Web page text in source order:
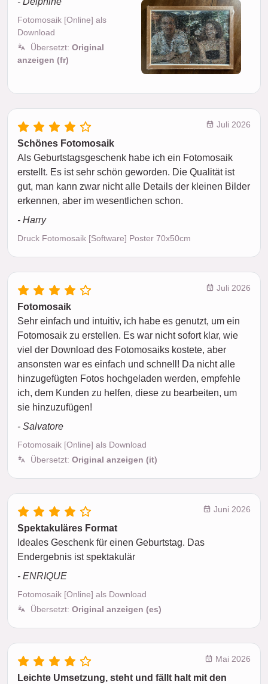
Fotomosaik [Online] als
Download
Übersetzt: Original
anzeigen (fr)
Juli 2026
Schönes Fotomosaik
Als Geburtstagsgeschenk habe ich ein Fotomosaik
erstellt. Es ist sehr schön geworden. Die Qualität ist
gut, man kann zwar nicht alle Details der kleinen Bilder
erkennen, aber im wesentlichen schon.
- Harry
Druck Fotomosaik [Software] Poster 70x50cm
Juli 2026
Fotomosaik
Sehr einfach und intuitiv, ich habe es genutzt, um ein
Fotomosaik zu erstellen. Es war nicht sofort klar, wie
viel der Download des Fotomosaiks kostete, aber
ansonsten war es einfach und schnell! Da nicht alle
hinzugefügten Fotos hochgeladen werden, empfehle
ich, dem Kunden zu helfen, diese zu bearbeiten, um
sie hinzuzufügen!
- Salvatore
Fotomosaik [Online] als Download
Übersetzt: Original anzeigen (it)
Juni 2026
Spektakuläres Format
Ideales Geschenk für einen Geburtstag. Das
Endergebnis ist spektakulär
- ENRIQUE
Fotomosaik [Online] als Download
Übersetzt: Original anzeigen (es)
Mai 2026
Leichte Umsetzung, steht und fällt halt mit den